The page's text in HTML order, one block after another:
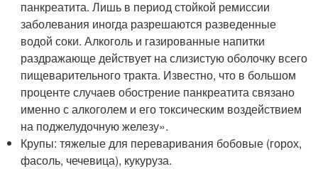
панкреатита. Лишь в период стойкой ремиссии
заболевания иногда разрешаются разведенные
водой соки. Алкоголь и газированные напитки
раздражающе действует на слизистую оболочку всего
пищеварительного тракта. Известно, что в большом
проценте случаев обострение панкреатита связано
именно с алкоголем и его токсическим воздействием
на поджелудочную железу».
Крупы: тяжелые для переваривания бобовые (горох,
фасоль, чечевица), кукуруза.